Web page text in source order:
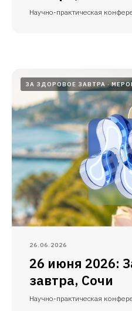
Научно-практическая
ЗА ЗДОРОВОЕ ЗАВТРА
26.06.2026
26 июня 2026:
завтра, Сочи
Научно-практическая